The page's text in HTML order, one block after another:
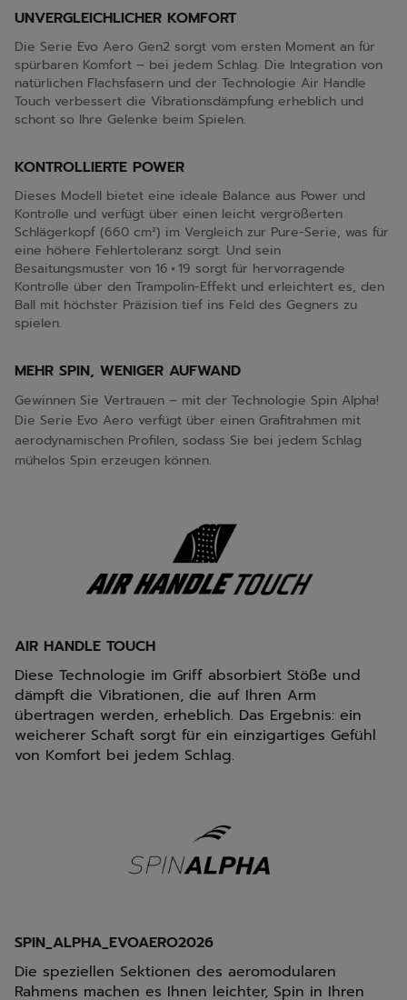
UNVERGLEICHLICHER KOMFORT
Die Serie Evo Aero Gen2 sorgt vom ersten Moment an für
spürbaren Komfort – bei jedem Schlag. Die Integration von
natürlichen Flachsfasern und der Technologie Air Handle
Touch verbessert die Vibrationsdämpfung erheblich und
schont so Ihre Gelenke beim Spielen.
KONTROLLIERTE POWER
Dieses Modell bietet eine ideale Balance aus Power und
Kontrolle und verfügt über einen leicht vergrößerten
Schlägerkopf (660 cm²) im Vergleich zur Pure-Serie, was für
eine höhere Fehlertoleranz sorgt. Und sein
Besaitungsmuster von 16 × 19 sorgt für hervorragende
Kontrolle über den Trampolin-Effekt und erleichtert es, den
Ball mit höchster Präzision tief ins Feld des Gegners zu
spielen.
MEHR SPIN, WENIGER AUFWAND
Gewinnen Sie Vertrauen – mit der Technologie Spin Alpha!
Die Serie Evo Aero verfügt über einen Grafitrahmen mit
aerodynamischen Profilen, sodass Sie bei jedem Schlag
mühelos Spin erzeugen können.
AIR HANDLE TOUCH
Diese Technologie im Griff absorbiert Stöße und
dämpft die Vibrationen, die auf Ihren Arm
übertragen werden, erheblich. Das Ergebnis: ein
weicherer Schaft sorgt für ein einzigartiges Gefühl
von Komfort bei jedem Schlag.
SPIN_ALPHA_EVOAERO2026
Die speziellen Sektionen des aeromodularen
Rahmens machen es Ihnen leichter, Spin in Ihren